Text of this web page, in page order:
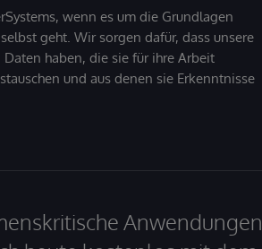
wenn es um die Grundlagen
geht. Wir sorgen dafür, dass unsere
haben, die sie für ihre Arbeit
und aus denen sie Erkenntnisse
Anwendungen